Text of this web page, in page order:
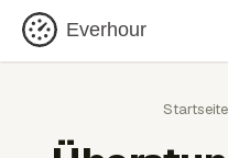
Everhour
Startseite